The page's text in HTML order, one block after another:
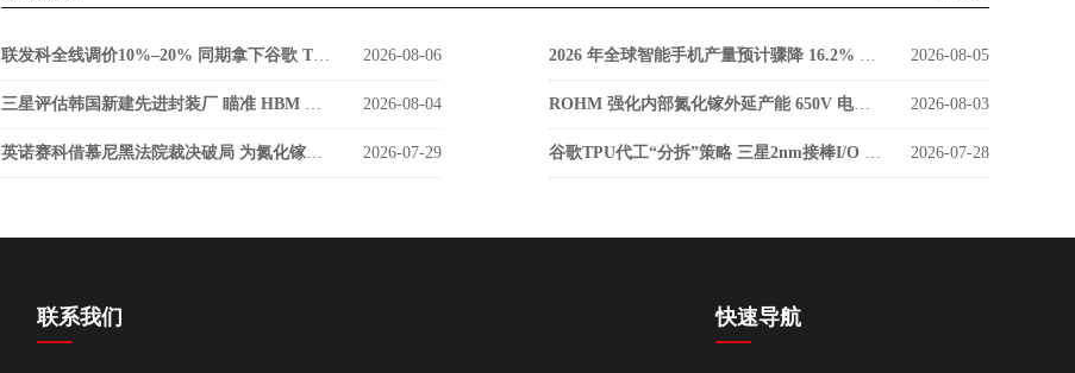
联发科全线调价10%–20% 同期拿下谷歌 TPU v9 SerDes 大单 2026-08-06 2026 年全球智能手机产量预计骤降 16.2% 低成本零部件库存枯竭成主因 2026-08-05
三星评估韩国新建先进封装厂 瞄准 HBM 缩小与海力士差距 2026-08-04 ROHM 强化内部氮化镓外延产能 650V 电源器件告别外部代工 2026-08-03
英诺赛科借慕尼黑法院裁决破局 为氮化镓功率器件打开欧洲市场通道 2026-07-29 谷歌TPU代工“分拆”策略 三星2nm接棒I/O 台积电稳守算力核心 2026-07-28
联系我们 快速导航